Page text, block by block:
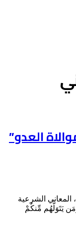
العدو”
المعاني الشرعية
يَتَوَلَّهُم مِّنكُمْ